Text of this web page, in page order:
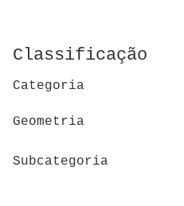
Classificação
Categoria
Geometria
Subcategoria